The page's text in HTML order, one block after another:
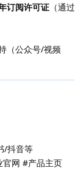
订阅许可证（通过
（公众号/视频
/抖音等
网 #产品主页